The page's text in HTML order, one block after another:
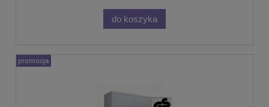
do koszyka
promocja